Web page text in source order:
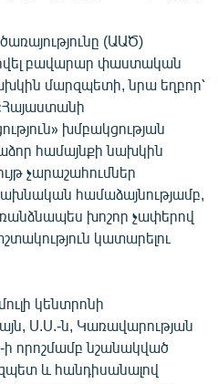
(ԱԱԾ)
բավարար փաստական
մարզպետի, նրա եղբոր՝
խմբակցության
համայնքի նախկին
չարաշահումներ
համաձայնությամբ,
խոշոր չափերով
կատարելու
կենտրոնի
Ս.Ս.-ն, Կառավարության
որոշմամբ նշանակված
և հանդիսանալով